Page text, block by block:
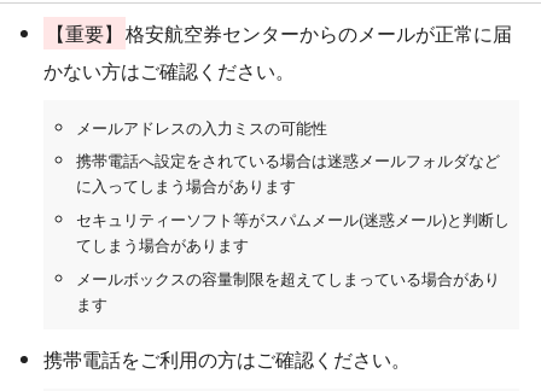
【重要】 格安航空券センターからのメールが正常に届
かない方はご確認ください。
メールアドレスの入力ミスの可能性
携帯電話へ設定をされている場合は迷惑メールフォルダなど
に入ってしまう場合があります
セキュリティーソフト等がスパムメール(迷惑メール)と判断し
てしまう場合があります
メールボックスの容量制限を超えてしまっている場合があり
ます
携帯電話をご利用の方はご確認ください。